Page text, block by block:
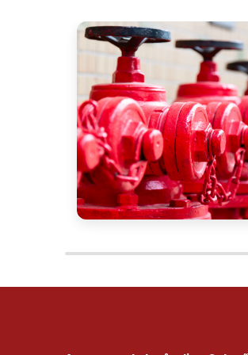
Não perca a chance de
com a conveniência de
acessível. Entre em
atender às suas
prontos para ajudar
A hora de agir é
segurança e eficiência
Veja mais:Porta Corta